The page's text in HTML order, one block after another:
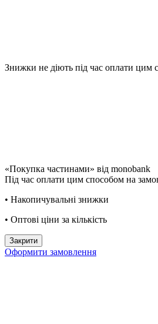
Знижки не діють під час оплати цим
«Покупка частинами» від monobank
Під час оплати цим способом на
• Накопичувальні знижки
• Оптові ціни за кількість
Закрити
Оформити замовлення